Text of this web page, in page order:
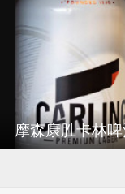
摩森康胜卡林